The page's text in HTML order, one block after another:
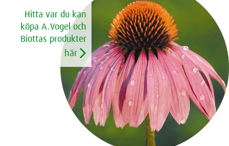
Cynaramin
Dormeasan
Drosinula
Echinacea Crème
Echinacea Tandkräm
Echinaforce comp
Echinaforce droppar
Echinaforce Forte
Echinaforce tabletter
Herbamare Original örtsalt
Herbamare Örtbuljong
Herbamare Örtbuljong - låg salthalt
Hitta var du kan
köpa A.Vogel och
Biottas produkter
här